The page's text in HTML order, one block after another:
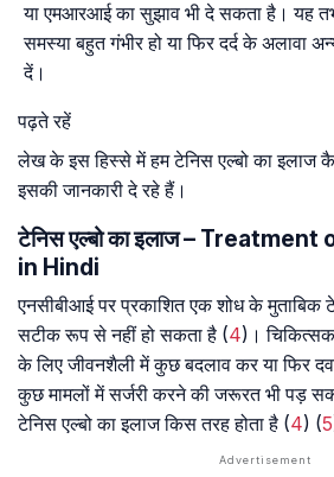
या एमआरआई का सुझाव भी दे सकता है। यह
समस्या बहुत गंभीर हो या फिर दर्द के अलावा
दें।
पढ़ते रहें
लेख के इस हिस्से में हम टेनिस एल्बो का इलाज
इसकी जानकारी दे रहे हैं।
टेनिस एल्बो का इलाज –
in Hindi
एनसीबीआई पर प्रकाशित एक शोध के मुताबिक
सटीक रूप से नहीं हो सकता है (4)।
के लिए जीवनशैली में कुछ बदलाव कर या फिर
कुछ मामलों में सर्जरी करने की जरूरत भी पड़
टेनिस एल्बो का इलाज किस तरह होता है (4) (5